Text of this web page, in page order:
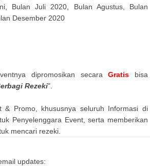
Bulan Juli 2020, Bulan Agustus, Bulan
Desember 2020
dipromosikan secaraGratis bisa
Rezeki".
& Promo, khususnya seluruh Informasi di
Penyelenggara Event, serta memberikan
mencari rezeki.
updates: